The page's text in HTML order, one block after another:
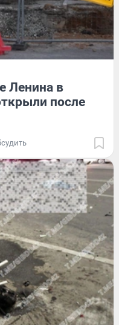
Ленина в
после